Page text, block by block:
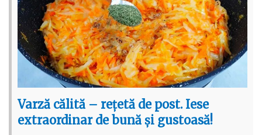
Varză călită – rețetă de post. Iese
extraordinar de bună și gustoasă!